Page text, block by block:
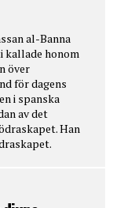
al-Banna
kallade honom
över
för dagens
i spanska
av det
Han